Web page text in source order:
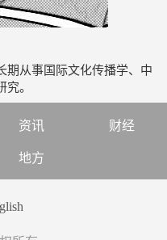
期从事国际文化传播学、中
。
资讯 财经
地方